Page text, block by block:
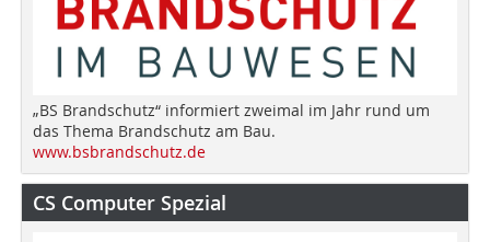
„BS Brandschutz“ informiert zweimal im Jahr rund um
das Thema Brandschutz am Bau.
www.bsbrandschutz.de
CS Computer Spezial